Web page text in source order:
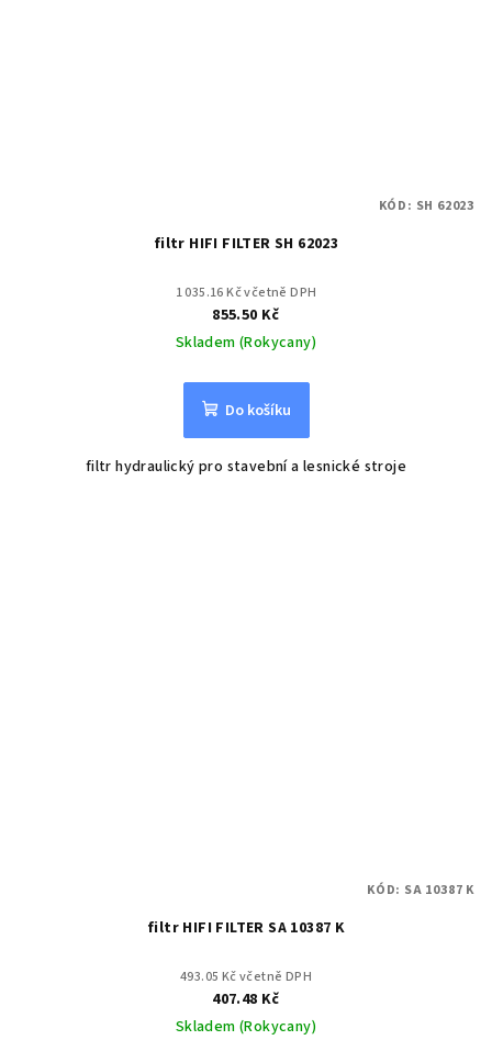
filtr HIFI FILTER SH 62023
1 035.16 Kč včetně DPH
855.50 Kč
Skladem (Rokycany)
Do košíku
filtr hydraulický pro stavební a lesnické stroje
KÓD: SH 62023
filtr HIFI FILTER SA 10387 K
493.05 Kč včetně DPH
407.48 Kč
Skladem (Rokycany)
KÓD: SA 10387 K